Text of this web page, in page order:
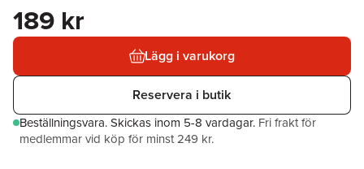
189 kr
Lägg i varukorg
Reservera i butik
Beställningsvara.Skickas inom 5-8 vardagar. Fri frakt för
medlemmar vid köp för minst 249 kr.